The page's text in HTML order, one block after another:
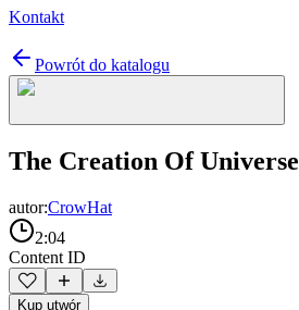
Kontakt
Powrót do katalogu
The Creation Of Universe
autor:CrowHat
2:04
Content ID
Kup utwór